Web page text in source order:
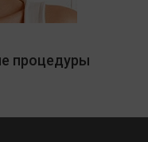
процедуры